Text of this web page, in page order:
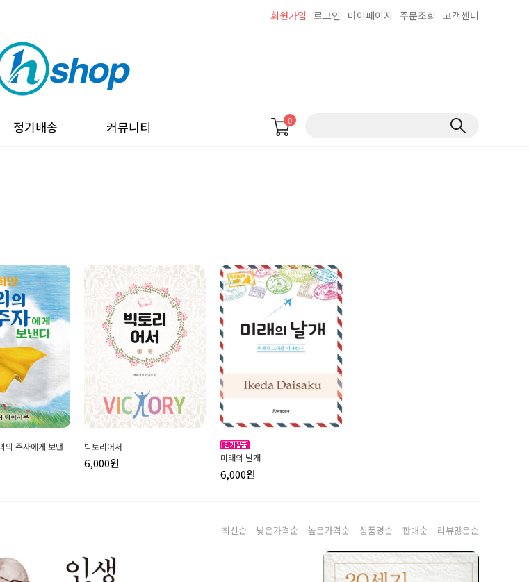
회원가입 로그인 마이페이지 주문조회 고객센터
정기배송 커뮤니티 0
의 주자에게 보낸
빅토리어서
6,000원 미래의 날개
6,000원
최신순 낮은가격순 높은가격순 상품명순 판매순 리뷰많은순